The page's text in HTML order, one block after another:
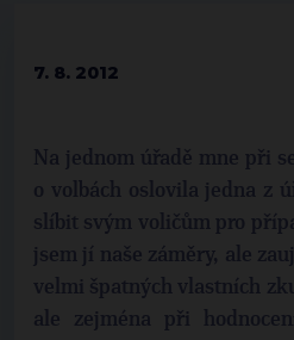
7. 8. 2012
Na jednom úřadě mne při
o volbách oslovila jedna z
slíbit svým voličům pro
jsem jí naše záměry, ale
velmi špatných vlastních
ale zejména při